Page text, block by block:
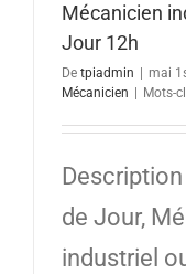
Mécanicien
Jour 12h
De tpiadmin mai
Mécanicien
Mots-
de Jour,
industriel